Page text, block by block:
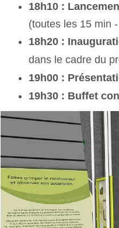
18h10 :
(toutes les 15 min
18h20 :
dans le cadre du
19h00 :
19h30 : Buffet